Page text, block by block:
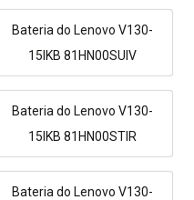
Bateria do Lenovo V130-
15IKB 81HN00SUIV
Bateria do Lenovo V130-
15IKB 81HN00STIR
Bateria do Lenovo V130-